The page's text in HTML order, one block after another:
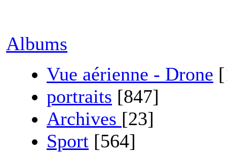
Albums
Vue aérienne - Drone
portraits [847]
Archives [23]
Sport [564]